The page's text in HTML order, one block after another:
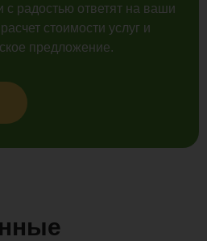
радостью ответят на ваши
стоимости услуг и
предложение.